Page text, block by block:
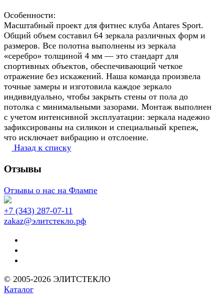
Особенности:
Масштабный проект для фитнес клуба Antares Sport.
Общий объем составил 64 зеркала различных форм и
размеров. Все полотна выполнены из зеркала
«серебро» толщиной 4 мм — это стандарт для
спортивных объектов, обеспечивающий четкое
отражение без искажений. Наша команда произвела
точные замеры и изготовила каждое зеркало
индивидуально, чтобы закрыть стены от пола до
потолка с минимальными зазорами. Монтаж выполнен
с учетом интенсивной эксплуатации: зеркала надежно
зафиксированы на силикон и специальный крепеж,
что исключает вибрацию и отслоение.
Назад к списку
Отзывы
Отзывы о нас на Флампе
+7 (343) 287-07-11
zakaz@элитстекло.рф
© 2005-2026 ЭЛИТСТЕКЛО
Каталог